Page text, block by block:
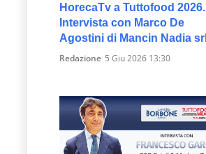
HorecaTv a Tuttofood 2026.
Intervista con Marco De
Agostini di Mancin Nadia srl
Redazione 5 Giu 2026 13:30